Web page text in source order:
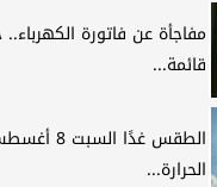
مفاجأة عن فاتورة
قائمة...
الحرارة...